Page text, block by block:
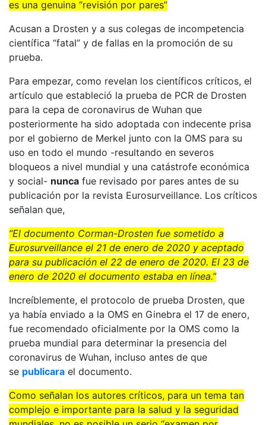
es una genuina “revisión por pares”
Acusan a Drosten y a sus colegas de incompetencia
científica “fatal” y de fallas en la promoción de su
prueba.
Para empezar, como revelan los científicos críticos, el
artículo que estableció la prueba de PCR de Drosten
para la cepa de coronavirus de Wuhan que
posteriormente ha sido adoptada con indecente prisa
por el gobierno de Merkel junto con la OMS para su
uso en todo el mundo -resultando en severos
bloqueos a nivel mundial y una catástrofe económica
y social- nunca fue revisado por pares antes de su
publicación por la revista Eurosurveillance. Los críticos
señalan que,
“El documento Corman-Drosten fue sometido a
Eurosurveillance el 21 de enero de 2020 y aceptado
para su publicación el 22 de enero de 2020. El 23 de
enero de 2020 el documento estaba en línea.”
Increíblemente, el protocolo de prueba Drosten, que
ya había enviado a la OMS en Ginebra el 17 de enero,
fue recomendado oficialmente por la OMS como la
prueba mundial para determinar la presencia del
coronavirus de Wuhan, incluso antes de que
se publicara el documento.
Como señalan los autores críticos, para un tema tan
complejo e importante para la salud y la seguridad